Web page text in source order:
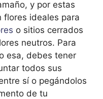
y por estas
flores ideales para
o sitios cerrados
neutros. Para
esa, debes tener
todos sus
sí o pegándolos
de tu